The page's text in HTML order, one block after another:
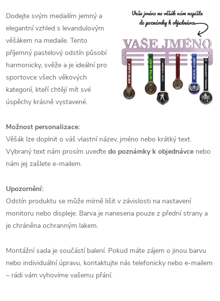
Dodejte svým medailím jemný a
elegantní vzhled s levandulovým
věšákem na medaile. Tento
příjemný pastelový odstín působí
harmonicky, svěže a je ideální pro
sportovce všech věkových
kategorií, kteří chtějí mít své
úspěchy krásně vystavené.
Možnost personalizace:
Věšák lze doplnit o váš vlastní název, jméno nebo krátký text.
Vybraný text nám prosím uveďte do poznámky k objednávce nebo
nám jej zašlete e‑mailem.
Upozornění:
Odstín produktu se může mírně lišit v závislosti na nastavení
monitoru nebo displeje. Barva je nanesena pouze z přední strany a
je chráněna ochranným lakem.
Montážní sada je součástí balení. Pokud máte zájem o jinou barvu
nebo individuální úpravu, kontaktujte nás telefonicky nebo e‑mailem
– rádi vám vyhovíme vašemu přání.